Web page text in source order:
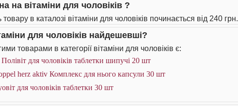
на вітаміни для чоловіків ?
товару в каталозі вітаміни для чоловіків починається від 240 грн.
для чоловіків найдешевші?
товарами в категорії вітаміни для чоловіків є:
для чоловіків таблетки шипучі 20 шт
herz aktiv Комплекс для нього капсули 30 шт
для чоловіків таблетки 30 шт